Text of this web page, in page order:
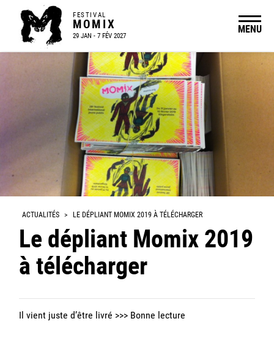
FESTIVAL
MOMIX
29 JAN - 7 FÉV 2027
MENU
ACTUALITÉS > LE DÉPLIANT MOMIX 2019 À TÉLÉCHARGER
Le dépliant Momix 2019
à télécharger
Il vient juste d’être livré >>> Bonne lecture